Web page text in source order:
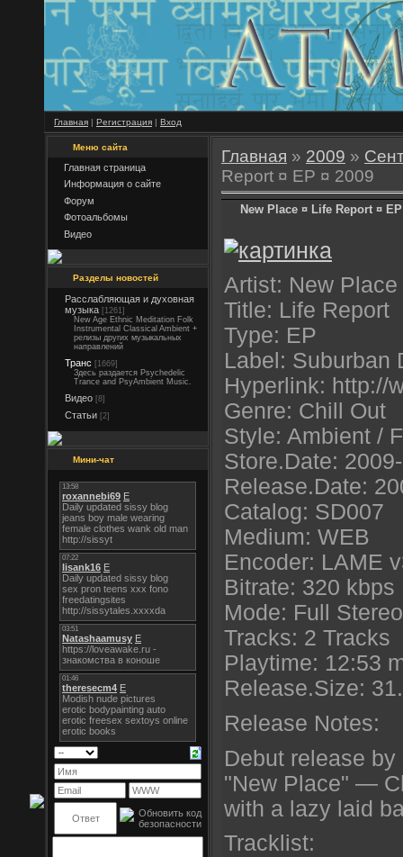
Главная | Регистрация | Вход
Меню сайта
Главная страница
Информация о сайте
Форум
Фотоальбомы
Видео
Разделы новостей
Расслабляющая и духовная
музыка [1261]
New Age Ethnic Meditation Folk
Instrumental Classical Ambient +
релизы других музыкальных
направлений
Транс [1669]
Здесь раздается Psychedelic
Trance and PsyAmbient Music.
Видео [8]
Статьи [2]
Мини-чат
Главная » 2009 »
Report ¤ EP ¤ 2009
New Place ¤ Life Report ¤
Artist: New Place
Title: Life Report
Type: EP
Label: Suburban
Hyperlink: http://
Genre: Chill Out
Style: Ambient /
Store.Date:
Release.Date:
Catalog: SD007
Medium: WEB
Encoder: LAME
Bitrate: 320 kbps
Mode: Full Stereo
Tracks: 2 Tracks
Playtime: 12:53
Release.Size:
Release Notes:
Debut release
"New Place" —
with a lazy laid
Tracklist: